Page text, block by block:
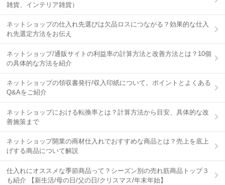
雑貨、インテリア雑貨）
ネットショップの仕入れ先選びは欠品ロスにつながる？効果的な仕入
れ先選定方法をお伝え
ネットショップ/通販サイトの利益率の計算方法と改善方法とは？10個
の具体的な方法を紹介
ネットショップの領収書発行/収入印紙について。ポイントとよくある
Q&Aをご紹介
ネットショップにおける転換率とは？計算方法から目安、具体的な改
善施策まで
ネットショップ開業の商材仕入れでおすすめな商品とは？売上を底上
げする商品について解説
仕入れにオススメな季節商品って？シーズン別の売れ筋商品トップ３
も紹介 【新生活/母の日/父の日/クリスマス/年末年始】